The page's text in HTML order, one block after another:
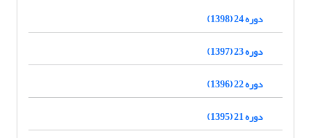
دوره 24 (1398)
دوره 23 (1397)
دوره 22 (1396)
دوره 21 (1395)